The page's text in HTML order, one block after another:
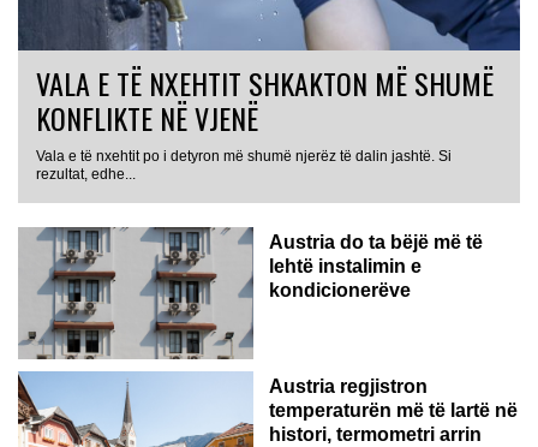
VALA E TË NXEHTIT SHKAKTON MË SHUMË
KONFLIKTE NË VJENË
Vala e të nxehtit po i detyron më shumë njerëz të dalin jashtë. Si
rezultat, edhe...
Austria do ta bëjë më të
lehtë instalimin e
kondicionerëve
Austria regjistron
temperaturën më të lartë në
histori, termometri arrin